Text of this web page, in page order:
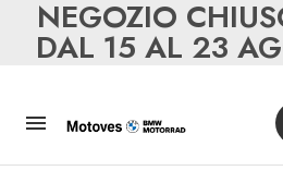
NEGOZIO
DAL 15 AL 23
